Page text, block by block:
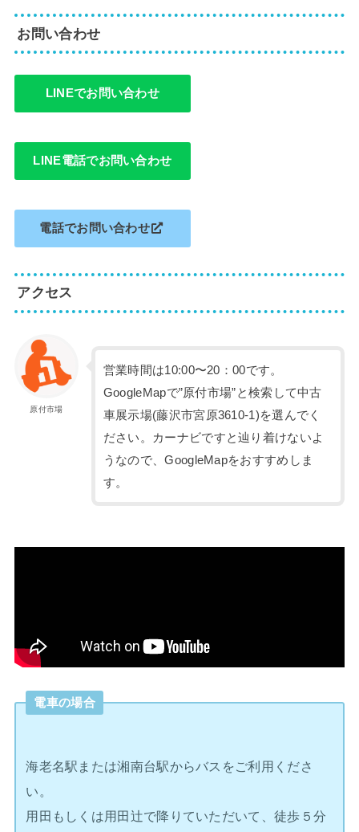
お問い合わせ
LINEでお問い合わせ
LINE電話でお問い合わせ
電話でお問い合わせ
アクセス
原付市場
営業時間は10:00〜20：00です。
GoogleMapで”原付市場”と検索して中古
車展示場(藤沢市宮原3610-1)を選んでく
ださい。カーナビですと辿り着けないよ
うなので、GoogleMapをおすすめしま
す。
電車の場合
海老名駅または湘南台駅からバスをご利用くださ
い。
用田もしくは用田辻で降りていただいて、徒歩５分